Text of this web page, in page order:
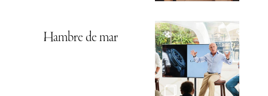
Hambre de mar